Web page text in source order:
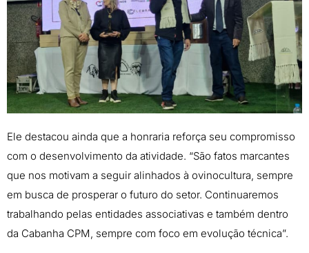
Ele destacou ainda que a honraria reforça seu compromisso
com o desenvolvimento da atividade. “São fatos marcantes
que nos motivam a seguir alinhados à ovinocultura, sempre
em busca de prosperar o futuro do setor. Continuaremos
trabalhando pelas entidades associativas e também dentro
da Cabanha CPM, sempre com foco em evolução técnica”.